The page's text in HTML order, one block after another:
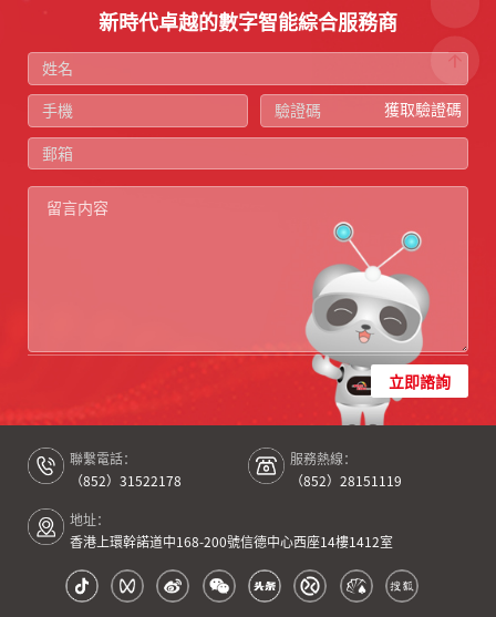
新時代卓越的數字智能綜合服務商
獲取驗證碼
立即諮詢
聯繫電話：
（852）31522178
服務熱線：
（852）28151119
地址：
香港上環幹諾道中168-200號信德中心西座14樓1412室